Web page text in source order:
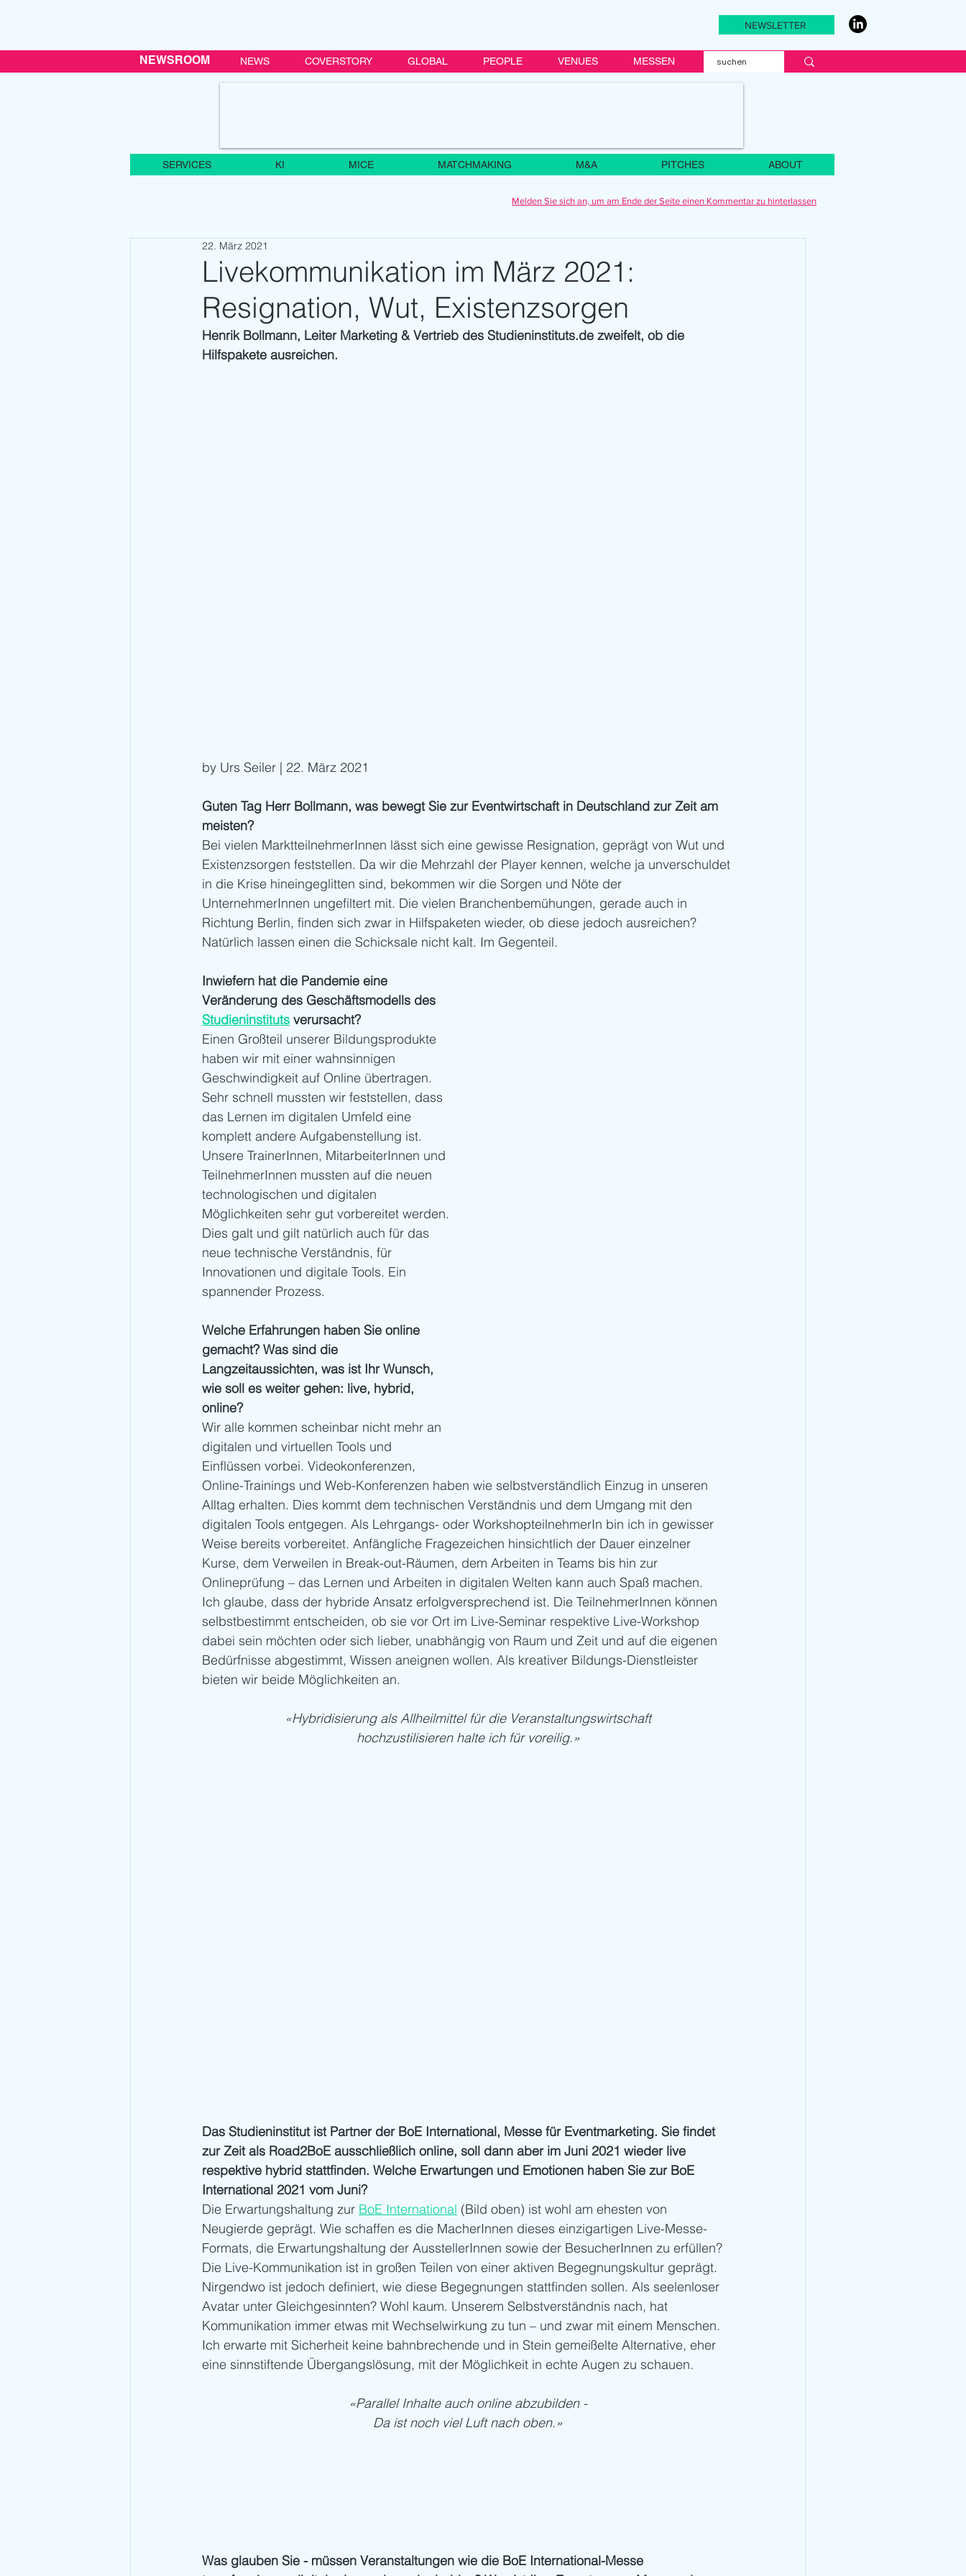
NEWSLETTER
NEWS COVERSTORY GLOBAL PEOPLE VENUES MESSEN
NEWSROOM
SERVICES KI MICE MATCHMAKING M&A PITCHES ABOUT
Melden Sie sich an, um am Ende der Seite einen Kommentar zu hinterlassen
Livekommunikation im März 2021:
Resignation, Wut, Existenzsorgen
22. März 2021
Henrik Bollmann, Leiter Marketing & Vertrieb des Studieninstituts.de zweifelt, ob die
Hilfspakete ausreichen.
by Urs Seiler | 22. März 2021
Guten Tag Herr Bollmann, was bewegt Sie zur Eventwirtschaft in Deutschland zur Zeit am
meisten?
Bei vielen MarktteilnehmerInnen lässt sich eine gewisse Resignation, geprägt von Wut und
Existenzsorgen feststellen. Da wir die Mehrzahl der Player kennen, welche ja unverschuldet
in die Krise hineingeglitten sind, bekommen wir die Sorgen und Nöte der
UnternehmerInnen ungefiltert mit. Die vielen Branchenbemühungen, gerade auch in
Richtung Berlin, finden sich zwar in Hilfspaketen wieder, ob diese jedoch ausreichen?
Natürlich lassen einen die Schicksale nicht kalt. Im Gegenteil.
Inwiefern hat die Pandemie eine
Veränderung des Geschäftsmodells des
Studieninstituts verursacht?
Einen Großteil unserer Bildungsprodukte
haben wir mit einer wahnsinnigen
Geschwindigkeit auf Online übertragen.
Sehr schnell mussten wir feststellen, dass
das Lernen im digitalen Umfeld eine
komplett andere Aufgabenstellung ist.
Unsere TrainerInnen, MitarbeiterInnen und
TeilnehmerInnen mussten auf die neuen
technologischen und digitalen
Möglichkeiten sehr gut vorbereitet werden.
Dies galt und gilt natürlich auch für das
neue technische Verständnis, für
Innovationen und digitale Tools. Ein
spannender Prozess.
Welche Erfahrungen haben Sie online
gemacht? Was sind die
Langzeitaussichten, was ist Ihr Wunsch,
wie soll es weiter gehen: live, hybrid,
online?
Wir alle kommen scheinbar nicht mehr an
digitalen und virtuellen Tools und
Einflüssen vorbei. Videokonferenzen,
Online-Trainings und Web-Konferenzen haben wie selbstverständlich Einzug in unseren
Alltag erhalten. Dies kommt dem technischen Verständnis und dem Umgang mit den
digitalen Tools entgegen. Als Lehrgangs- oder WorkshopteilnehmerIn bin ich in gewisser
Weise bereits vorbereitet. Anfängliche Fragezeichen hinsichtlich der Dauer einzelner
Kurse, dem Verweilen in Break-out-Räumen, dem Arbeiten in Teams bis hin zur
Onlineprüfung – das Lernen und Arbeiten in digitalen Welten kann auch Spaß machen.
Ich glaube, dass der hybride Ansatz erfolgversprechend ist. Die TeilnehmerInnen können
selbstbestimmt entscheiden, ob sie vor Ort im Live-Seminar respektive Live-Workshop
dabei sein möchten oder sich lieber, unabhängig von Raum und Zeit und auf die eigenen
Bedürfnisse abgestimmt, Wissen aneignen wollen. Als kreativer Bildungs-Dienstleister
bieten wir beide Möglichkeiten an.
«Hybridisierung als Allheilmittel für die Veranstaltungswirtschaft
hochzustilisieren halte ich für voreilig.»
Das Studieninstitut ist Partner der BoE International, Messe für Eventmarketing. Sie findet
zur Zeit als Road2BoE ausschließlich online, soll dann aber im Juni 2021 wieder live
respektive hybrid stattfinden. Welche Erwartungen und Emotionen haben Sie zur BoE
International 2021 vom Juni?
Die Erwartungshaltung zur BoE International (Bild oben) ist wohl am ehesten von
Neugierde geprägt. Wie schaffen es die MacherInnen dieses einzigartigen Live-Messe-
Formats, die Erwartungshaltung der AusstellerInnen sowie der BesucherInnen zu erfüllen?
Die Live-Kommunikation ist in großen Teilen von einer aktiven Begegnungskultur geprägt.
Nirgendwo ist jedoch definiert, wie diese Begegnungen stattfinden sollen. Als seelenloser
Avatar unter Gleichgesinnten? Wohl kaum. Unserem Selbstverständnis nach, hat
Kommunikation immer etwas mit Wechselwirkung zu tun – und zwar mit einem Menschen.
Ich erwarte mit Sicherheit keine bahnbrechende und in Stein gemeißelte Alternative, eher
eine sinnstiftende Übergangslösung, mit der Möglichkeit in echte Augen zu schauen.
«Parallel Inhalte auch online abzubilden -
Da ist noch viel Luft nach oben.»
Was glauben Sie - müssen Veranstaltungen wie die BoE International-Messe